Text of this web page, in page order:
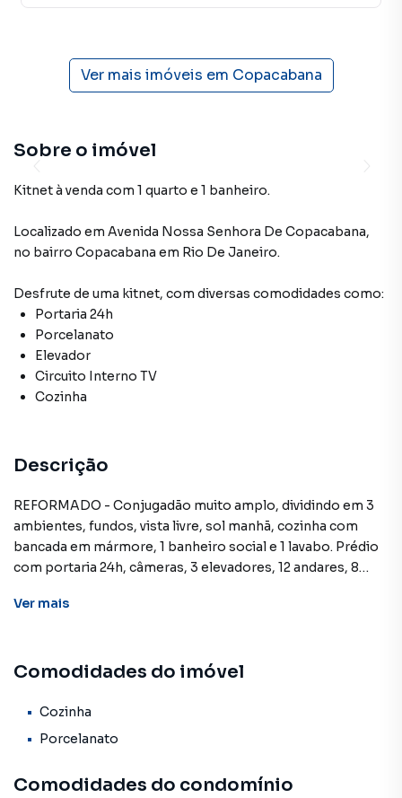
Ver mais imóveis em Copacabana
Sobre o imóvel
Kitnet à venda com 1 quarto e 1 banheiro.
Localizado em Avenida Nossa Senhora De Copacabana,
no bairro Copacabana em Rio De Janeiro.
Desfrute de uma kitnet, com diversas comodidades como:
Portaria 24h
Porcelanato
Elevador
Circuito Interno TV
Cozinha
Descrição
REFORMADO - Conjugadão muito amplo, dividindo em 3
ambientes, fundos, vista livre, sol manhã, cozinha com
bancada em mármore, 1 banheiro social e 1 lavabo. Prédio
com portaria 24h, câmeras, 3 elevadores, 12 andares, 8
ser usado como sala ou residencial.
Kitnet para Venda em região valorizada do bairro
procurava ou deseja mais informações sobre Kitnet em
Rio de Janeiro? Entre em contato com nossa equipe pelo
A Lowndes Condomínios e Imóveis tem mais opções de
Ver mais
Comodidades do imóvel
Cozinha
Porcelanato
Comodidades do condomínio